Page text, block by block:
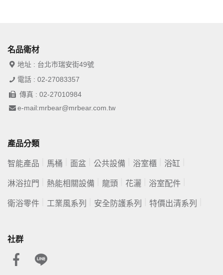
名品衛材
地址 : 台北市瑞安街49號
電話 : 02-27083357
傳真 : 02-27010984
e-mail:mrbear@mrbear.com.tw
產品分類
智能產品 馬桶 面盆 公共設備 浴室櫃 浴缸
淋浴拉門 熱能相關設備 龍頭 花灑 浴室配件
衛浴零件 工業風系列 安全防護系列 特價出清系列
社群